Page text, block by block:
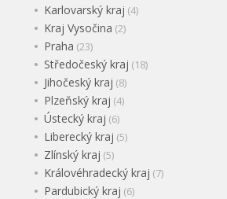
Karlovarský kraj (4)
Kraj Vysočina (2)
Praha (23)
Středočeský kraj (18)
Jihočeský kraj (8)
Plzeňský kraj (4)
Ústecký kraj (6)
Liberecký kraj (5)
Zlínský kraj (5)
Královéhradecký kraj (7)
Pardubický kraj (6)